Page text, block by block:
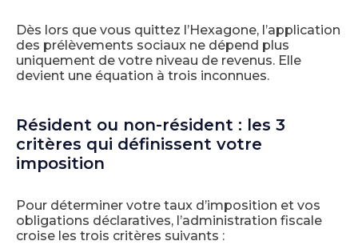
Dès lors que vous quittez l’Hexagone, l’application
des prélèvements sociaux ne dépend plus
uniquement de votre niveau de revenus. Elle
devient une équation à trois inconnues.
Résident ou non-résident : les 3
critères qui définissent votre
imposition
Pour déterminer votre taux d’imposition et vos
obligations déclaratives, l’administration fiscale
croise les trois critères suivants :